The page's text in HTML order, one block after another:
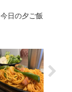
日の夕ご飯